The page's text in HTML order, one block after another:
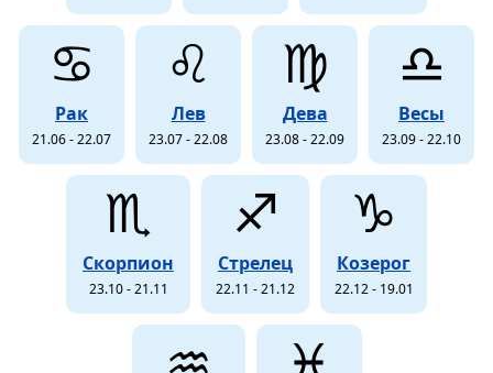
♋
Рак
21.06 - 22.07
♌
Лев
23.07 - 22.08
♍
Дева
23.08 - 22.09
♎
Весы
23.09 - 22.10
♏
Скорпион
23.10 - 21.11
♐
Стрелец
22.11 - 21.12
♑
Козерог
22.12 - 19.01